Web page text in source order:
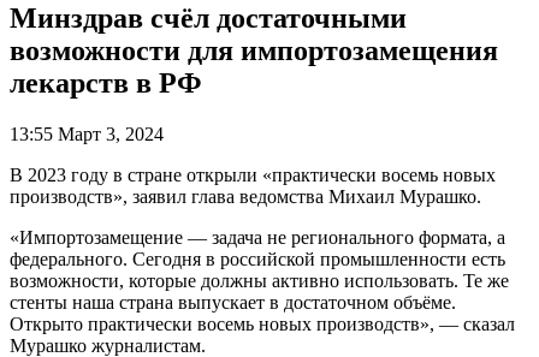
Минздрав счёл достаточными
возможности для импортозамещения
лекарств в РФ
13:55 Март 3, 2024
В 2023 году в стране открыли «практически восемь новых
производств», заявил глава ведомства Михаил Мурашко.
«Импортозамещение — задача не регионального формата, а
федерального. Сегодня в российской промышленности есть
возможности, которые должны активно использовать. Те же
стенты наша страна выпускает в достаточном объёме.
Открыто практически восемь новых производств», — сказал
Мурашко журналистам.